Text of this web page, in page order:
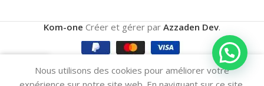
Kom-one Créer et gérer par Azzaden Dev.
Nous utilisons des cookies pour améliorer votre